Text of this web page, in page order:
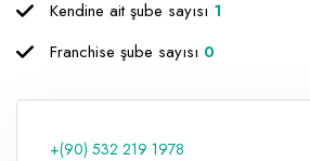
Proje - İnşaat ve Tesisat
Raf ve Depo Sistemleri
Reklam - Tanıtım - PR ve
Seyahat - Rent A Car
Kendine ait şube sayısı 1
Franchise şube sayısı 0
+(90) 532 219 1978